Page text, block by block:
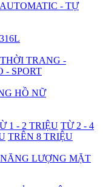
AUTOMATIC - TỰ
THỜI TRANG -
- SPORT
HỒ NỮ
1 - 2 TRIỆU TỪ 2 - 4
TRÊN 8 TRIỆU
NĂNG LƯỢNG MẶT